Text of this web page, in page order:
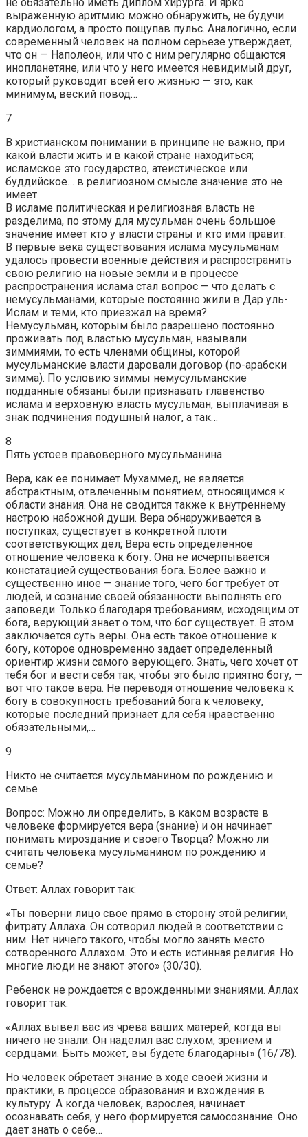
выраженную аритмию можно обнаружить, не будучи
кардиологом, а просто пощупав пульс. Аналогично, если
современный человек на полном серьезе утверждает,
что он — Наполеон, или что с ним регулярно общаются
инопланетяне, или что у него имеется невидимый друг,
который руководит всей его жизнью — это, как
минимум, веский повод…
7
В христианском понимании в принципе не важно, при
какой власти жить и в какой стране находиться;
исламское это государство, атеистическое или
буддийское… в религиозном смысле значение это не
имеет.
В исламе политическая и религиозная власть не
разделима, по этому для мусульман очень большое
значение имеет кто у власти страны и кто ими правит.
В первые века существования ислама мусульманам
удалось провести военные действия и распространить
свою религию на новые земли и в процессе
распространения ислама стал вопрос — что делать с
немусульманами, которые постоянно жили в Дар уль-
Ислам и теми, кто приезжал на время?
Немусульман, которым было разрешено постоянно
проживать под властью мусульман, называли
зиммиями, то есть членами общины, которой
мусульманские власти даровали договор (по-арабски
зимма). По условию зиммы немусульманские
подданные обязаны были признавать главенство
ислама и верховную власть мусульман, выплачивая в
знак подчинения подушный налог, а так…
8
Пять устоев правоверного мусульманина
Вера, как ее понимает Мухаммед, не является
абстрактным, отвлеченным понятием, относящимся к
области знания. Она не сводится также к внутреннему
настрою набожной души. Вера обнаруживается в
поступках, существует в конкретной плоти
соответствующих дел; Вера есть определенное
отношение человека к богу. Она не исчерпывается
констатацией существования бога. Более важно и
существенно иное — знание того, чего бог требует от
людей, и сознание своей обязанности выполнять его
заповеди. Только благодаря требованиям, исходящим от
бога, верующий знает о том, что бог существует. В этом
заключается суть веры. Она есть такое отношение к
богу, которое одновременно задает определенный
ориентир жизни самого верующего. Знать, чего хочет от
тебя бог и вести себя так, чтобы это было приятно богу, —
вот что такое вера. Не переводя отношение человека к
богу в совокупность требований бога к человеку,
которые последний признает для себя нравственно
обязательными,…
9
Никто не считается мусульманином по рождению и
семье
Вопрос: Можно ли определить, в каком возрасте в
человеке формируется вера (знание) и он начинает
понимать мироздание и своего Творца? Можно ли
считать человека мусульманином по рождению и
семье?
Ответ: Аллах говорит так:
«Ты поверни лицо свое прямо в сторону этой религии,
фитрату Аллаха. Он сотворил людей в соответствии с
ним. Нет ничего такого, чтобы могло занять место
сотворенного Аллахом. Это и есть истинная религия. Но
многие люди не знают этого» (30/30).
Ребенок не рождается с врожденными знаниями. Аллах
говорит так:
«Аллах вывел вас из чрева ваших матерей, когда вы
ничего не знали. Он наделил вас слухом, зрением и
сердцами. Быть может, вы будете благодарны» (16/78).
Но человек обретает знание в ходе своей жизни и
практики, в процессе образования и вхождения в
культуру. А когда человек, взрослея, начинает
осознавать себя, у него формируется самосознание. Оно
дает знать о себе…